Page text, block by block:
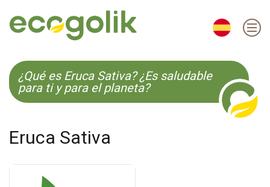
EN ES CS KO
¿Qué es Eruca Sativa? ¿Es saludable
para ti y para el planeta?
Eruca Sativa